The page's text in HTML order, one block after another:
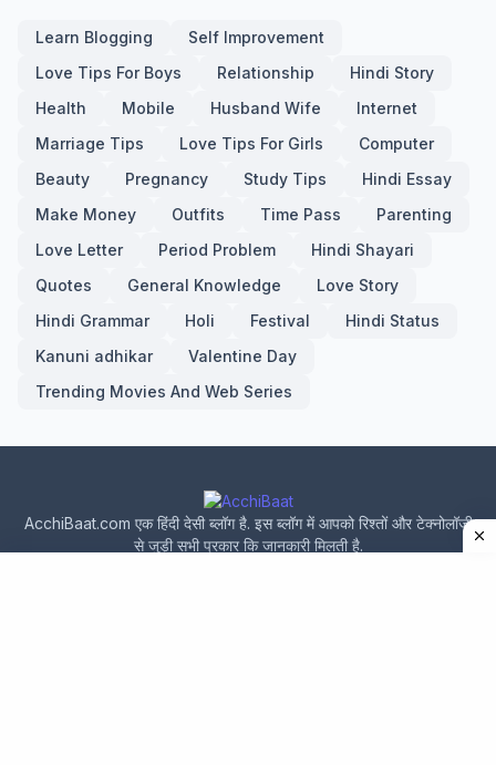
Learn Blogging
Self Improvement
Love Tips For Boys
Relationship
Hindi Story
Health
Mobile Husband Wife
Internet
Marriage Tips
Love Tips For Girls
Computer
Beauty
Pregnancy Study Tips
Hindi Essay
Make Money
Outfits Time Pass
Parenting
Love Letter
Period Problem
Hindi Shayari
Quotes
General Knowledge
Love Story
Hindi Grammar
Holi Festival
Hindi Status
Kanuni adhikar
Valentine Day
Trending Movies And Web Series
AcchiBaat.com एक हिंदी देसी ब्लॉग है. इस ब्लॉग में आपको रिश्तों और टेक्नोलॉजी
से जुड़ी सभी प्रकार कि जानकारी मिलती है.